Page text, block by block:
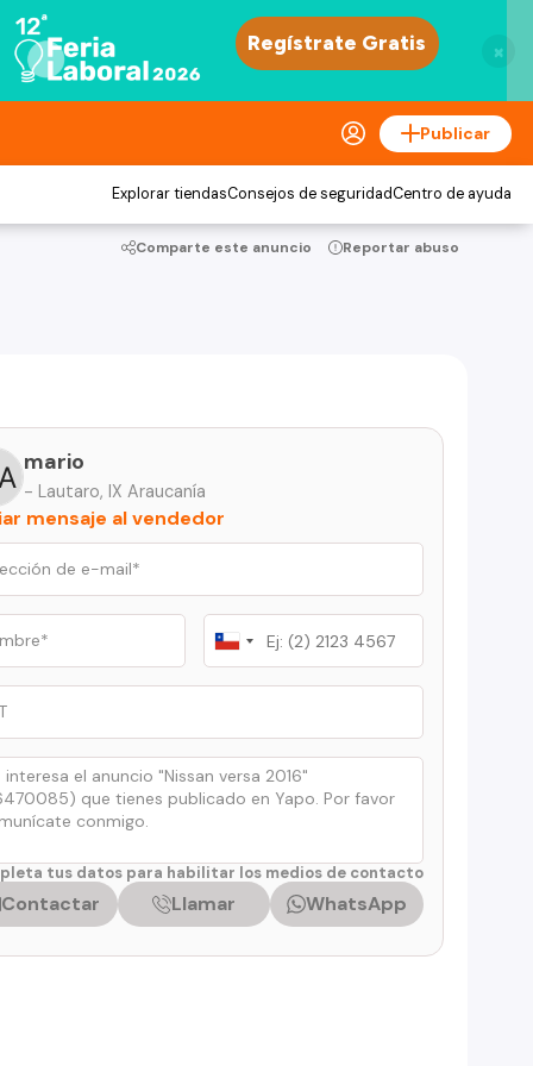
×
Publicar
Explorar tiendasConsejos de seguridadCentro de ayuda
Comparte este anuncio Reportar abuso
mario
- Lautaro, IX Araucanía
mensaje al vendedor
Chile
+56
tus datos para habilitar los medios de contacto
Contactar Llamar WhatsApp